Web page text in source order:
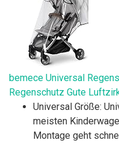
bemece Universal
Regenschutz Gute
Universal Größe:
meisten
Montage geht